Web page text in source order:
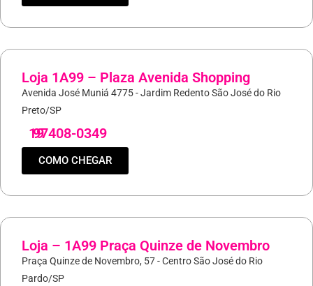
Loja 1A99 – Plaza Avenida Shopping
Avenida José Muniá 4775 - Jardim Redento São José do Rio
Preto/SP
19
97408-0349
COMO CHEGAR
Loja – 1A99 Praça Quinze de Novembro
Praça Quinze de Novembro, 57 - Centro São José do Rio
Pardo/SP